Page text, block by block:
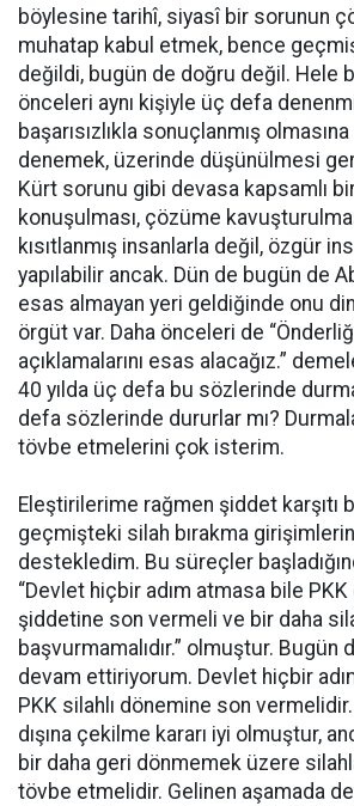
böylesine tarihî, siyasî bir sorunun
muhatap kabul etmek, bence
değildi, bugün de doğru değil. Hele
önceleri aynı kişiyle üç defa
başarısızlıkla sonuçlanmış
denemek, üzerinde düşünülmesi
Kürt sorunu gibi devasa kapsamlı
konuşulması, çözüme
kısıtlanmış insanlarla değil, özgür
yapılabilir ancak. Dün de bugün de
esas almayan yeri geldiğinde onu
örgüt var. Daha önceleri de
açıklamalarını esas alacağız.”
40 yılda üç defa bu sözlerinde
defa sözlerinde dururlar mı?
tövbe etmelerini çok isterim.
Eleştirilerime rağmen şiddet karşıtı
geçmişteki silah bırakma
destekledim. Bu süreçler
“Devlet hiçbir adım atmasa bile
şiddetine son vermeli ve bir daha
başvurmamalıdır.” olmuştur. Bugün
devam ettiriyorum. Devlet hiçbir
PKK silahlı dönemine son vermelidir.
dışına çekilme kararı iyi olmuştur,
bir daha geri dönmemek üzere
tövbe etmelidir. Gelinen aşamada